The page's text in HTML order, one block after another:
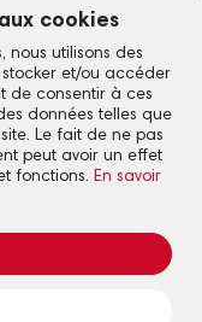
vous envoyer notre
Lyon La Duchère. Vous
dans la newsletter.
cookies
nous utilisons des
et/ou accéder
de consentir à ces
données telles que
Le fait de ne pas
peut avoir un effet
fonctions. En savoir